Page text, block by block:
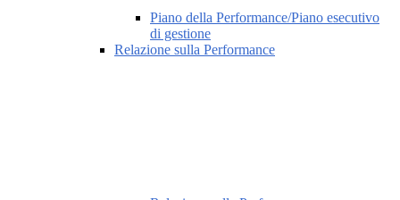
Piano della Performance/Piano esecutivo
di gestione
Relazione sulla Performance